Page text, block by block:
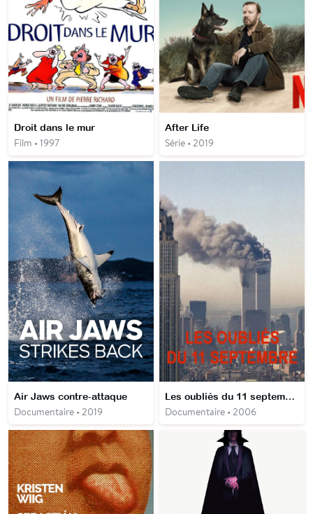
Droit dans le mur
Film • 1997
After Life
Série • 2019
Air Jaws contre-attaque
Documentaire • 2019
Les oubliés du 11 septembre
Documentaire • 2006